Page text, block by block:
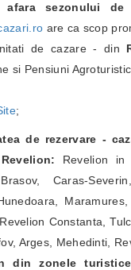
afara sezonului de
are ca scop
de cazare - din
si Pensiuni
;
de rezervare -
Revelion in
Caras-
Constanta,
Arges, Mehedinti,
din zonele